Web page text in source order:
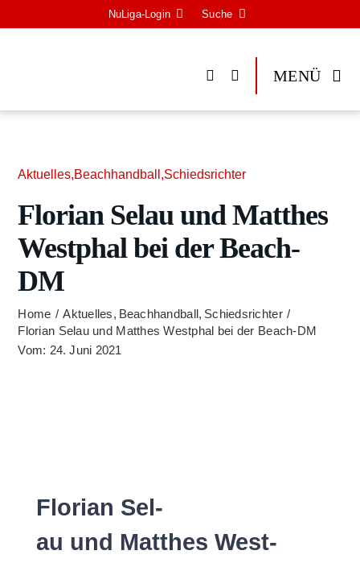
Inhalt
NuLi­­ga-Log­in Suche
MENÜ
Aktu­el­les,Beach­hand­ball ,Schieds­rich­ter
Flo­ri­an Sel­au und Matthes
West­phal bei der Beach-
DM
Home Aktu­el­les Beach­hand­ball Schieds­rich­ter
Flo­ri­an Sel­au und Matthes West­phal bei der Beach-DM
Vom: 24. Juni 2021
Flo­ri­an Sel­
au und Matthes West­